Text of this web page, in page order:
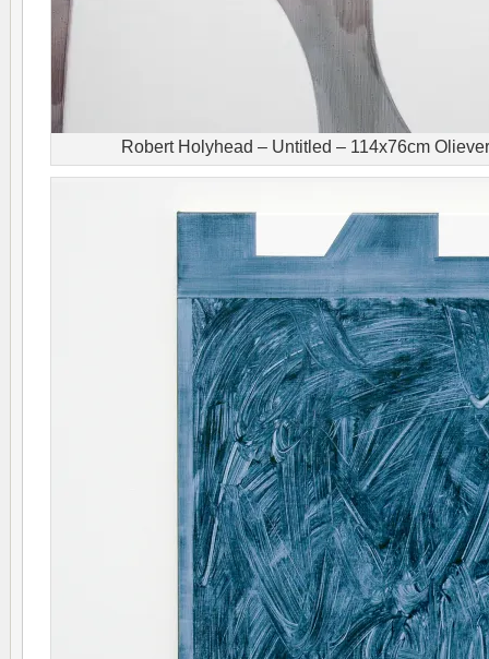
Robert Holyhead – Untitled – 114x76cm